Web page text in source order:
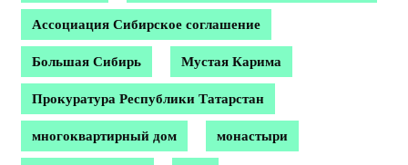
Ассоциация Сибирское соглашение
Большая Сибирь Мустая Карима
Прокуратура Республики Татарстан
многоквартирный дом монастыри